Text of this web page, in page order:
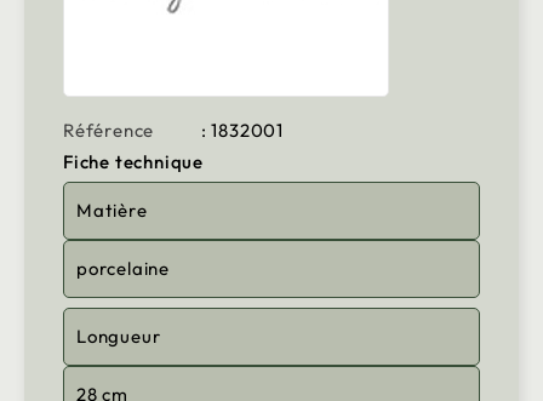
Référence
: 1832001
Fiche technique
Matière
porcelaine
Longueur
28 cm